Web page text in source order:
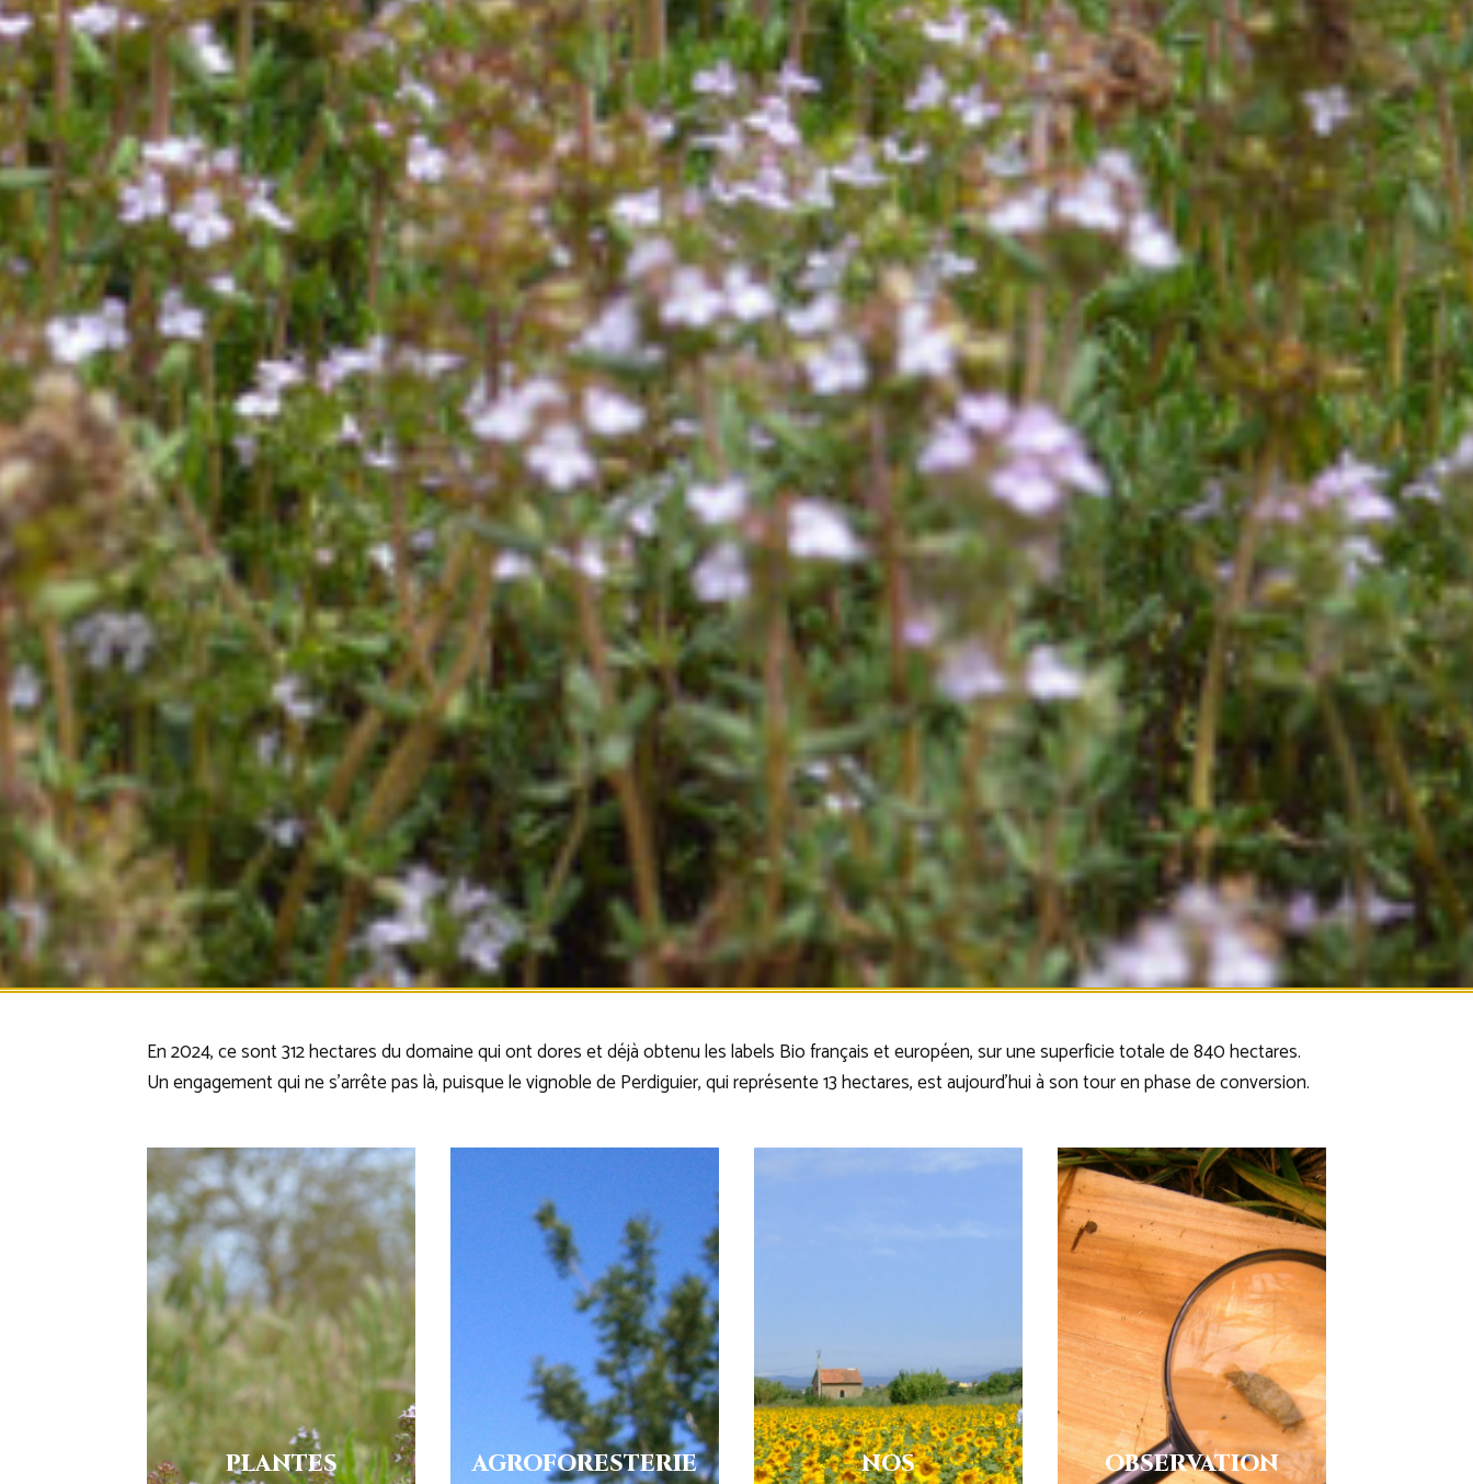
En 2024, ce sont 312 hectares du domaine qui ont dores et déjà obtenu les labels Bio français et européen, sur une superficie totale de 840 hectares.
Un engagement qui ne s’arrête pas là, puisque le vignoble de Perdiguier, qui représente 13 hectares, est aujourd’hui à son tour en phase de conversion.
PLANTES AGROFORESTERIE NOS OBSERVATION